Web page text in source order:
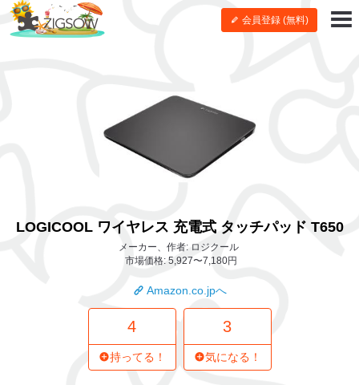
会員登録 (無料)
LOGICOOL ワイヤレス 充電式 タッチパッド T650
メーカー、作者: ロジクール
市場価格: 5,927〜7,180円
Amazon.co.jpへ
4
持ってる！
3
気になる！